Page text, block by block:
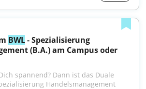
BWL - Spezialisierung
(B.A.) am Campus oder
spannend? Dann ist das Duale
Handelsmanagement